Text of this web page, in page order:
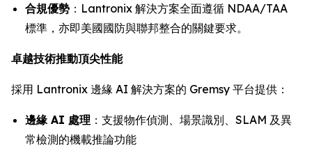
合規優勢 ：Lantronix 解決方案全面遵循 NDAA/TAA
標準，亦即美國國防與聯邦整合的關鍵要求。
卓越技術推動頂尖性能
採用 Lantronix 邊緣 AI 解決方案的 Gremsy 平台提供：
邊緣 AI 處理 ：支援物作偵測、場景識別、SLAM 及異
常檢測的機載推論功能